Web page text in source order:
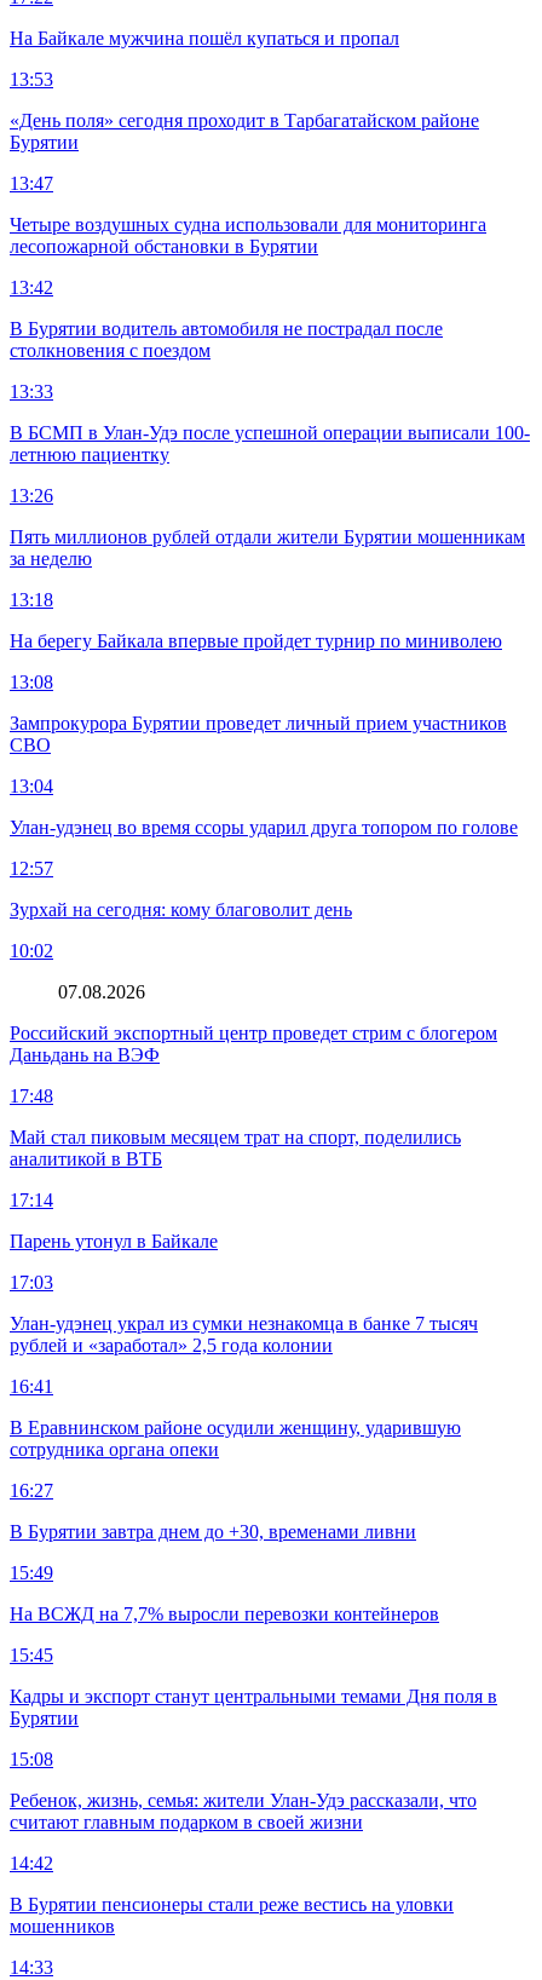
На Байкале мужчина пошёл купаться и пропал
13:53
«День поля» сегодня проходит в Тарбагатайском районе
Бурятии
13:47
Четыре воздушных судна использовали для мониторинга
лесопожарной обстановки в Бурятии
13:42
В Бурятии водитель автомобиля не пострадал после
столкновения с поездом
13:33
В БСМП в Улан-Удэ после успешной операции выписали 100-
летнюю пациентку
13:26
Пять миллионов рублей отдали жители Бурятии мошенникам
за неделю
13:18
На берегу Байкала впервые пройдет турнир по миниволею
13:08
Зампрокурора Бурятии проведет личный прием участников
СВО
13:04
Улан-удэнец во время ссоры ударил друга топором по голове
12:57
Зурхай на сегодня: кому благоволит день
10:02
07.08.2026
Российский экспортный центр проведет стрим с блогером
Даньдань на ВЭФ
17:48
Май стал пиковым месяцем трат на спорт, поделились
аналитикой в ВТБ
17:14
Парень утонул в Байкале
17:03
Улан-удэнец украл из сумки незнакомца в банке 7 тысяч
рублей и «заработал» 2,5 года колонии
16:41
В Еравнинском районе осудили женщину, ударившую
сотрудника органа опеки
16:27
В Бурятии завтра днем до +30, временами ливни
15:49
На ВСЖД на 7,7% выросли перевозки контейнеров
15:45
Кадры и экспорт станут центральными темами Дня поля в
Бурятии
15:08
Ребенок, жизнь, семья: жители Улан-Удэ рассказали, что
считают главным подарком в своей жизни
14:42
В Бурятии пенсионеры стали реже вестись на уловки
мошенников
14:33